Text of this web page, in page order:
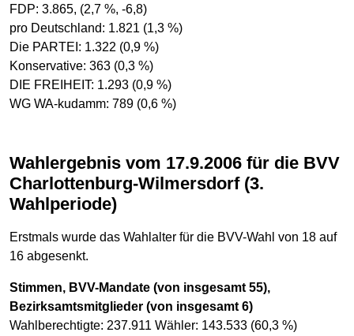
FDP: 3.865, (2,7 %, -6,8)
pro Deutschland: 1.821 (1,3 %)
Die PARTEI: 1.322 (0,9 %)
Konservative: 363 (0,3 %)
DIE FREIHEIT: 1.293 (0,9 %)
WG WA-kudamm: 789 (0,6 %)
Wahlergebnis vom 17.9.2006 für die BVV
Charlottenburg-Wilmersdorf (3.
Wahlperiode)
Erstmals wurde das Wahlalter für die BVV-Wahl von 18 auf
16 abgesenkt.
Stimmen, BVV-Mandate (von insgesamt 55),
Bezirksamtsmitglieder (von insgesamt 6)
Wahlberechtigte: 237.911 Wähler: 143.533 (60,3 %)